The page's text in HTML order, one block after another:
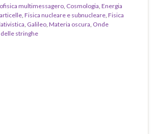
multimessagero, Cosmologia, Energia
, Fisica nucleare e subnucleare, Fisica
, Galileo, Materia oscura, Onde
stringhe